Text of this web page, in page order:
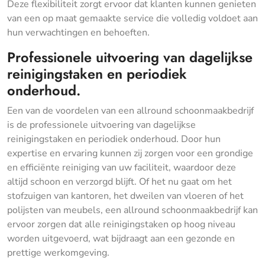
Deze flexibiliteit zorgt ervoor dat klanten kunnen genieten
van een op maat gemaakte service die volledig voldoet aan
hun verwachtingen en behoeften.
Professionele uitvoering van dagelijkse
reinigingstaken en periodiek
onderhoud.
Een van de voordelen van een allround schoonmaakbedrijf
is de professionele uitvoering van dagelijkse
reinigingstaken en periodiek onderhoud. Door hun
expertise en ervaring kunnen zij zorgen voor een grondige
en efficiënte reiniging van uw faciliteit, waardoor deze
altijd schoon en verzorgd blijft. Of het nu gaat om het
stofzuigen van kantoren, het dweilen van vloeren of het
polijsten van meubels, een allround schoonmaakbedrijf kan
ervoor zorgen dat alle reinigingstaken op hoog niveau
worden uitgevoerd, wat bijdraagt aan een gezonde en
prettige werkomgeving.